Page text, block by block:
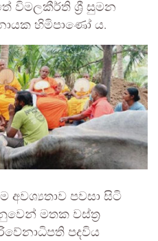
විමලකීර්ති ශ්‍රී සුමන
හිමිපාණෝ ය.
අවශ්‍යතාව පවසා සිටි
මතක වස්ත්‍ර
පදවිය